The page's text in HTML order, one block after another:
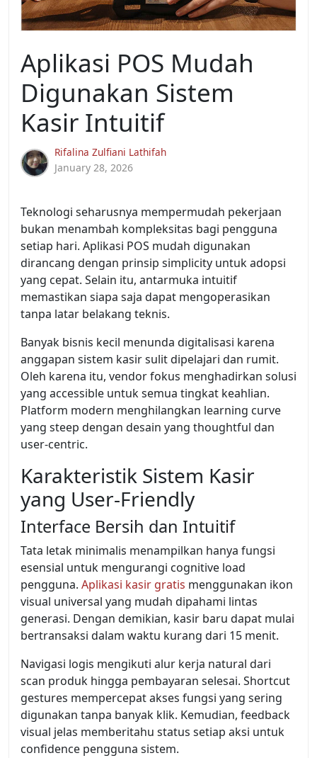
Aplikasi POS Mudah
Digunakan Sistem
Kasir Intuitif
Rifalina Zulfiani Lathifah
January 28, 2026
Teknologi seharusnya mempermudah pekerjaan
bukan menambah kompleksitas bagi pengguna
setiap hari. Aplikasi POS mudah digunakan
dirancang dengan prinsip simplicity untuk adopsi
yang cepat. Selain itu, antarmuka intuitif
memastikan siapa saja dapat mengoperasikan
tanpa latar belakang teknis.
Banyak bisnis kecil menunda digitalisasi karena
anggapan sistem kasir sulit dipelajari dan rumit.
Oleh karena itu, vendor fokus menghadirkan solusi
yang accessible untuk semua tingkat keahlian.
Platform modern menghilangkan learning curve
yang steep dengan desain yang thoughtful dan
user-centric.
Karakteristik Sistem Kasir
yang User-Friendly
Interface Bersih dan Intuitif
Tata letak minimalis menampilkan hanya fungsi
esensial untuk mengurangi cognitive load
pengguna. Aplikasi kasir gratis menggunakan ikon
visual universal yang mudah dipahami lintas
generasi. Dengan demikian, kasir baru dapat mulai
bertransaksi dalam waktu kurang dari 15 menit.
Navigasi logis mengikuti alur kerja natural dari
scan produk hingga pembayaran selesai. Shortcut
gestures mempercepat akses fungsi yang sering
digunakan tanpa banyak klik. Kemudian, feedback
visual jelas memberitahu status setiap aksi untuk
confidence pengguna sistem.